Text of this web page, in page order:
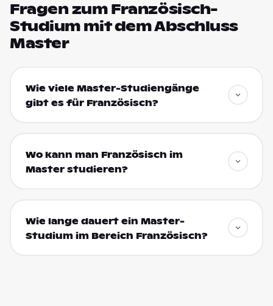
Fragen zum Französisch-
Studium mit dem Abschluss
Master
Wie viele Master-Studiengänge
gibt es für Französisch?
Wo kann man Französisch im
Master studieren?
Wie lange dauert ein Master-
Studium im Bereich Französisch?